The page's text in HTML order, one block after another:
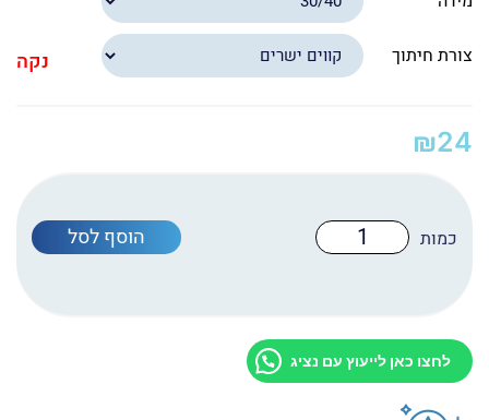
צורת חיתוך נקה
₪24
כמות
של
לאספלט
ודשא
הוסף לסל
לחצו כאן לייעוץ עם נציג